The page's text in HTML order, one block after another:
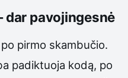
dar pavojingesnė
pirmo skambučio.
padiktuoja kodą, po